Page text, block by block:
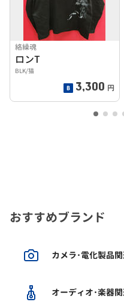
絡繰魂
ロンT
BLK/猫
3,300 円
おすすめブランド
カメラ･電化製品
オーディオ･楽器